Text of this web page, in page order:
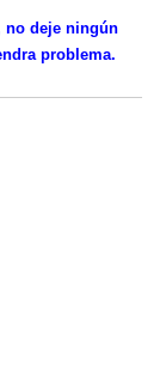
no deje ningún
problema.